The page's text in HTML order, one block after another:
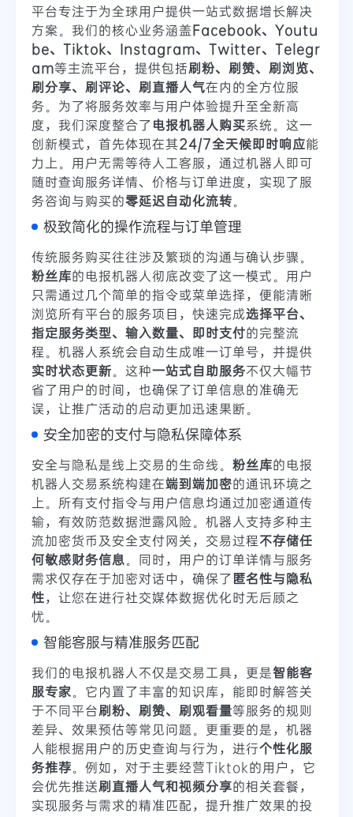
平台专注于为全球用户提供一站式数据增长解决
方案。我们的核心业务涵盖Facebook、Youtu
be、Tiktok、Instagram、Twitter、Telegr
am等主流平台，提供包括刷粉、刷赞、刷浏览、
刷分享、刷评论、刷直播人气在内的全方位服
务。为了将服务效率与用户体验提升至全新高
度，我们深度整合了电报机器人购买系统。这一
创新模式，首先体现在其24/7全天候即时响应能
力上。用户无需等待人工客服，通过机器人即可
随时查询服务详情、价格与订单进度，实现了服
务咨询与购买的零延迟自动化流转。
极致简化的操作流程与订单管理
传统服务购买往往涉及繁琐的沟通与确认步骤。
粉丝库的电报机器人彻底改变了这一模式。用户
只需通过几个简单的指令或菜单选择，便能清晰
浏览所有平台的服务项目，快速完成选择平台、
指定服务类型、输入数量、即时支付的完整流
程。机器人系统会自动生成唯一订单号，并提供
实时状态更新。这种一站式自助服务不仅大幅节
省了用户的时间，也确保了订单信息的准确无
误，让推广活动的启动更加迅速果断。
安全加密的支付与隐私保障体系
安全与隐私是线上交易的生命线。 粉丝库的电报
机器人交易系统构建在端到端加密的通讯环境之
上。所有支付指令与用户信息均通过加密通道传
输，有效防范数据泄露风险。机器人支持多种主
流加密货币及安全支付网关，交易过程不存储任
何敏感财务信息 。同时，用户的订单详情与服务
需求仅存在于加密对话中，确保了匿名性与隐私
性，让您在进行社交媒体数据优化时无后顾之
忧。
智能客服与精准服务匹配
我们的电报机器人不仅是交易工具，更是智能客
服专家 。它内置了丰富的知识库，能即时解答关
于不同平台刷粉、刷赞、刷观看量等服务的规则
差异、效果预估等常见问题。更重要的是，机器
人能根据用户的历史查询与行为，进行个性化服
务推荐。例如，对于主要经营Tiktok的用户，它
会优先推送刷直播人气和视频分享的相关套餐，
实现服务与需求的精准匹配，提升推广效果的投